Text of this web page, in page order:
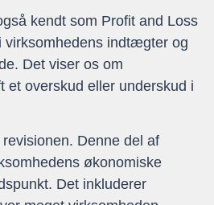
kendt som Profit and Loss
virksomhedens indtægter og
Det viser os om
et overskud eller underskud i
Denne del af
økonomiske
Det inkluderer